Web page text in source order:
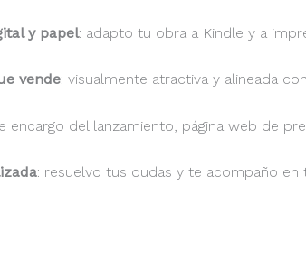
y papel: adapto tu obra a Kindle y a
vende: visualmente atractiva y alineada
encargo del lanzamiento, página web de
: resuelvo tus dudas y te acompaño